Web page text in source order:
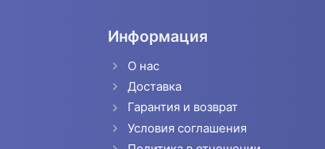
Информация
О нас
Доставка
Гарантия и возврат
Условия соглашения